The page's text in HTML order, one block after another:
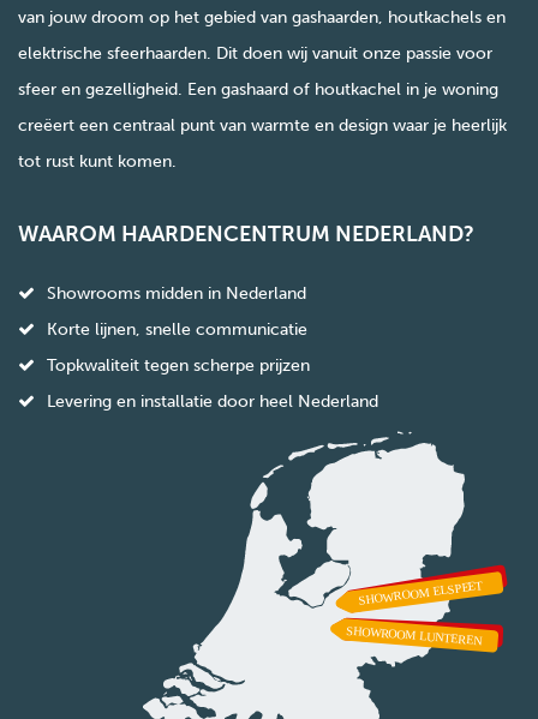
van jouw droom op het gebied van gashaarden, houtkachels en
elektrische sfeerhaarden. Dit doen wij vanuit onze passie voor
sfeer en gezelligheid. Een gashaard of houtkachel in je woning
creëert een centraal punt van warmte en design waar je heerlijk
tot rust kunt komen.
WAAROM HAARDENCENTRUM NEDERLAND?
Showrooms midden in Nederland
Korte lijnen, snelle communicatie
Topkwaliteit tegen scherpe prijzen
Levering en installatie door heel Nederland